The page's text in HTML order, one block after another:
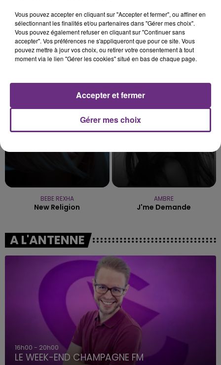
BEBE REXHA
New Religion
11h57
11h57
AMBRE
J'me Demande
A L'ANTENNE
16h00 - 20h00
LE WEEK-END CHAMPAGNE FM
Vous pouvez accepter en cliquant sur "Accepter et fermer", ou affiner en
sélectionnant les finalités et/ou partenaires dans "Gérer mes choix".
Vous pouvez également refuser en cliquant sur "Continuer sans
accepter". Vos préférences ne s'appliqueront que pour ce site. Vous
pouvez mettre à jour vos choix, ou retirer votre consentement à tout
moment via le lien "Gérer les cookies" situé en bas de chaque page.
Gérer mes choix
Accepter et fermer